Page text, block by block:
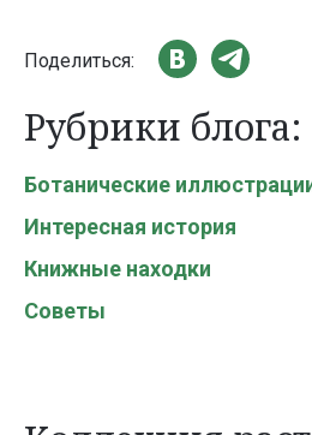
Поделиться:
Рубрики блога:
Ботанические
Интересная история
Книжные находки
Советы